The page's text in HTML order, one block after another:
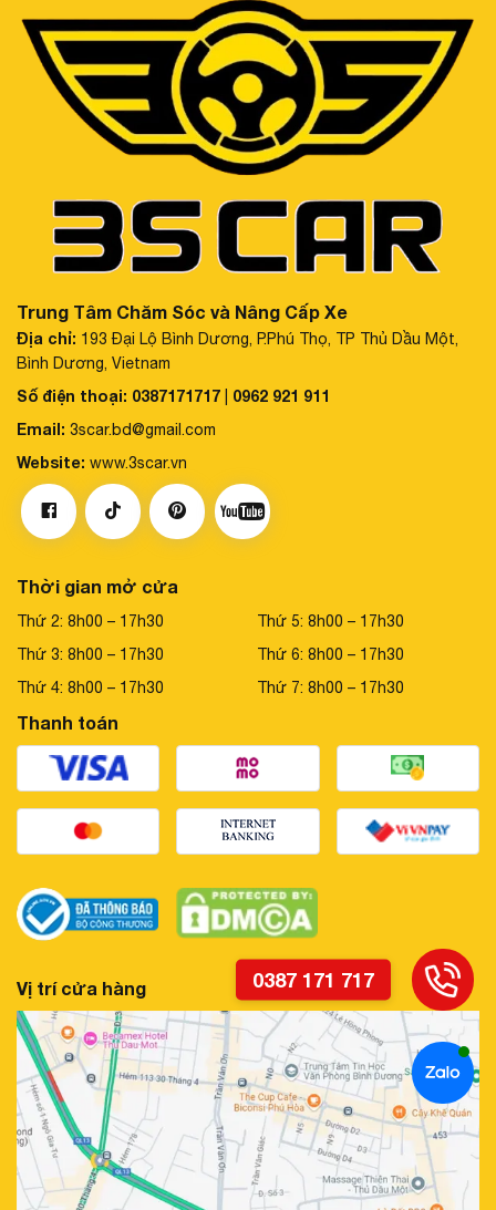
Trung Tâm Chăm Sóc và Nâng Cấp Xe
Địa chỉ: 193 Đại Lộ Bình Dương, P.Phú Thọ, TP Thủ Dầu Một,
Bình Dương, Vietnam
Số điện thoại: 0387171717
0962 921 911
Email: 3scar.bd@gmail.com
Website: www.3scar.vn
Thời gian mở cửa
Thứ 2: 8h00 – 17h30
Thứ 3: 8h00 – 17h30
Thứ 4: 8h00 – 17h30
Thứ 5: 8h00 – 17h30
Thứ 6: 8h00 – 17h30
Thứ 7: 8h00 – 17h30
Thanh toán
Vị trí cửa hàng